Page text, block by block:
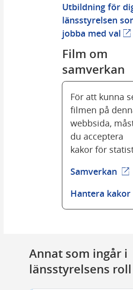
Utbildning för
länsstyrelsen
jobba med val
Film om
samverkan
För att kunna
filmen på
webbsida,
du acceptera
kakor för
Samverkan
Hantera kakor
Annat som ingår i
länsstyrelsens roll